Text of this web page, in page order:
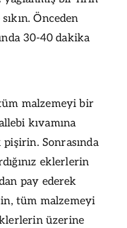
Önceden
30-40 dakika
malzemeyi bir
kıvamına
pişirin. Sonrasında
eklerlerin
pay ederek
tüm malzemeyi
üzerine